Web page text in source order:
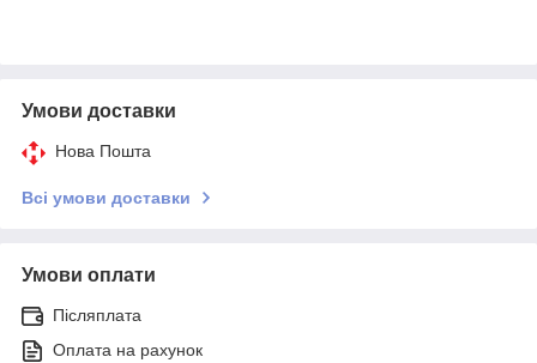
Умови доставки
Нова Пошта
Всі умови доставки
Умови оплати
Післяплата
Оплата на рахунок